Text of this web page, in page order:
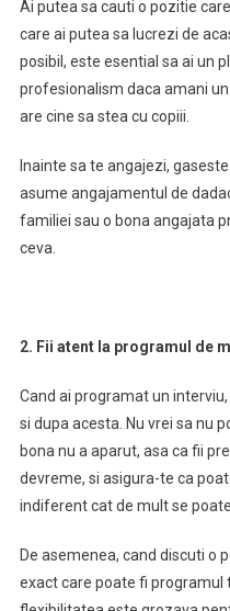
Ai putea sa cauti o pozitie
care ai putea sa lucrezi de
posibil, este esential sa ai un
profesionalism daca amani
are cine sa stea cu copiii.
Inainte sa te angajezi,
asume angajamentul de
familiei sau o bona angajata
ceva.
2. Fii atent la programul de
Cand ai programat un
si dupa acesta. Nu vrei sa nu
bona nu a aparut, asa ca fii
devreme, si asigura-te ca
indiferent cat de mult se
De asemenea, cand discuti o
exact care poate fi programul